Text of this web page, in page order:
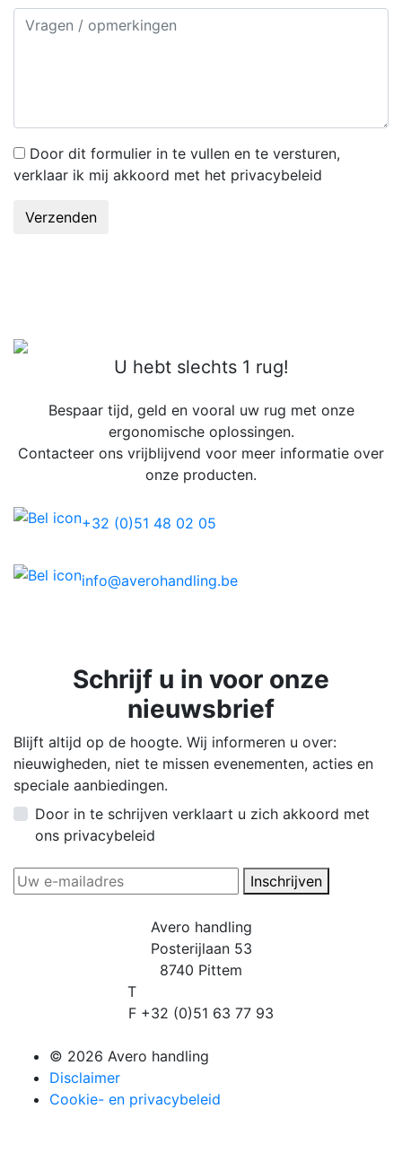
Door dit formulier in te vullen en te versturen,
verklaar ik mij akkoord met het privacybeleid
Verzenden
U hebt slechts 1 rug!
Bespaar tijd, geld en vooral uw rug met onze
ergonomische oplossingen.
Contacteer ons vrijblijvend voor meer informatie over
onze producten.
+32 (0)51 48 02 05
info@averohandling.be
Schrijf u in voor onze
nieuwsbrief
Blijft altijd op de hoogte. Wij informeren u over:
nieuwigheden, niet te missen evenementen, acties en
speciale aanbiedingen.
Door in te schrijven verklaart u zich akkoord met
ons privacybeleid
Inschrijven
Avero handling
Posterijlaan 53
8740 Pittem
T
F +32 (0)51 63 77 93
© 2026 Avero handling
Disclaimer
Cookie- en privacybeleid